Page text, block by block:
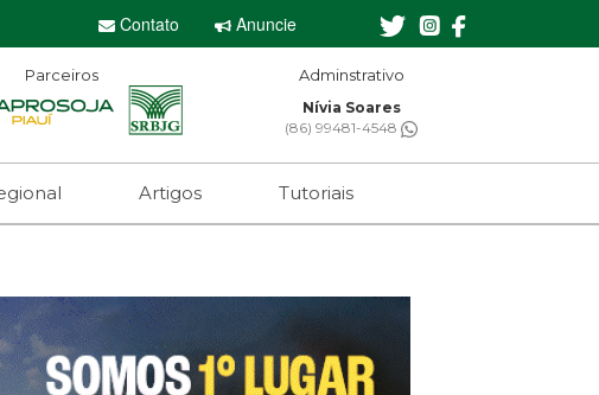
Contato Anuncie
Parceiros Editor-chefe
Sebastian Eugênio
(61) 99650-2473
Adminstrativo
Nívia Soares
(86) 99481-4548
Artigos Tutoriais